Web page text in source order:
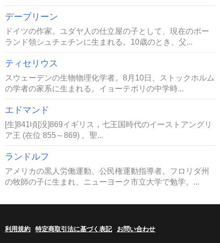
デーブリーン
ドイツの作家。ユダヤ人の仕立屋の子として、現在のポー
ランド領シュチェチンに生まれる。10歳のとき、父...
ティセリウス
スウェーデンの生物物理化学者。8月10日、ストックホルム
の学者の家系に生まれる。イョーテボリの中学時...
エドマンド
[生]841頃[没]869イギリス，七王国時代のイーストアングリ
ア王 (在位 855～869) 。聖...
ランドルフ
アメリカの黒人労働運動、公民権運動指導者。フロリダ州
の牧師の子に生まれ、ニューヨーク市立大学で勉学。...
利用規約 特定商取引法に基づく表記 お問い合わせ